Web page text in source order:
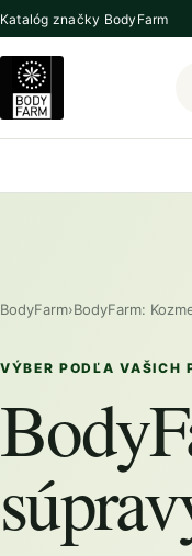
Katalóg značky BodyFarm
BodyFarm›BodyFarm:
VÝBER PODĽA VAŠICH